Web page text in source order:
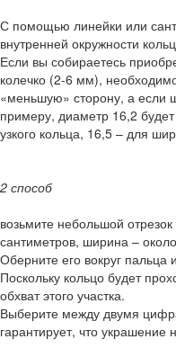
С помощью линейки или
внутренней окружности
Если вы собираетесь
колечко (2-6 мм),
«меньшую» сторону, а
примеру, диаметр 16,2 будет
узкого кольца, 16,5 – для
2 способ
возьмите небольшой
сантиметров, ширина –
Оберните его вокруг пальца
Поскольку кольцо будет
обхват этого участка.
Выберите между двумя
гарантирует, что украшение